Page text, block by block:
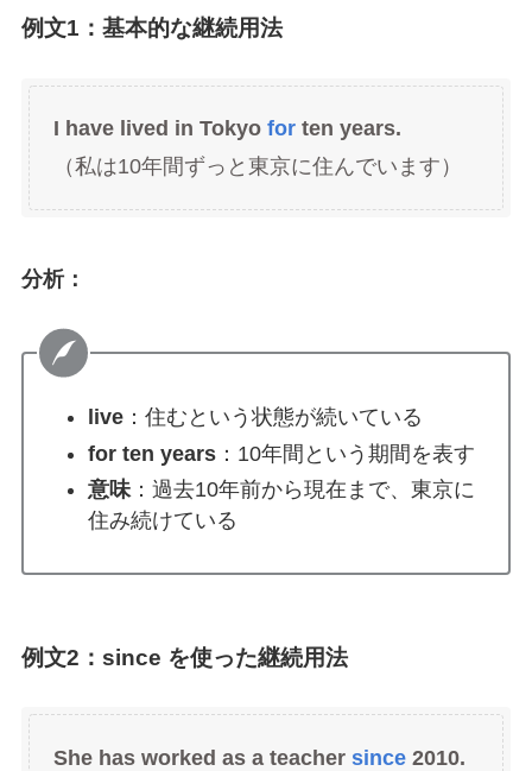
例文1：基本的な継続用法
I have lived in Tokyo forten years.
（私は10年間ずっと東京に住んでいます）
分析：
live：住むという状態が続いている
for ten years：10年間という期間を表す
意味：過去10年前から現在まで、東京に
住み続けている
例文2：since を使った継続用法
She has worked as a teacher since2010.